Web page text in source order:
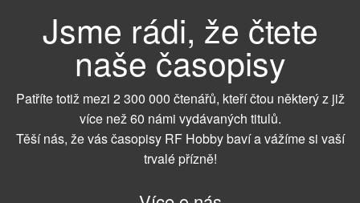
Jsme rádi, že čtete
naše časopisy
Patříte totiž mezi 2 300 000 čtenářů, kteří čtou některý z již
více než 60 námi vydávaných titulů.
Těší nás, že vás časopisy RF Hobby baví a vážíme si vaší
trvalé přízně!